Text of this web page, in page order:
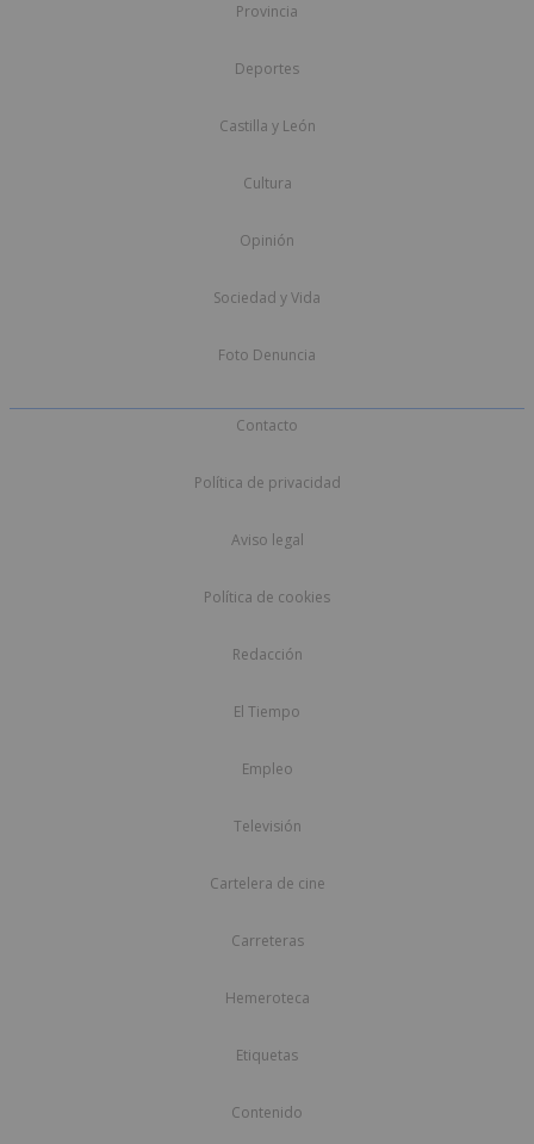
Provincia
Deportes
Castilla y León
Cultura
Opinión
Sociedad y Vida
Foto Denuncia
Contacto
Política de privacidad
Aviso legal
Política de cookies
Redacción
El Tiempo
Empleo
Televisión
Cartelera de cine
Carreteras
Hemeroteca
Etiquetas
Contenido